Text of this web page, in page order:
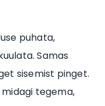
puhata,
Samas
sisemist pinget.
tegema,